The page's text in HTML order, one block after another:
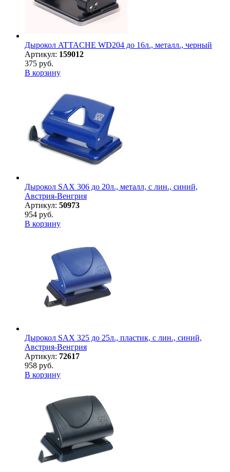
Дырокол ATTACHE WD204 до 16л., металл., черный
Артикул: 159012
375 руб.
В корзину
Дырокол SAX 306 до 20л., металл, с лин., синий,
Австрия-Венгрия
Артикул: 50973
954 руб.
В корзину
Дырокол SAX 325 до 25л., пластик, с лин., синий,
Австрия-Венгрия
Артикул: 72617
958 руб.
В корзину